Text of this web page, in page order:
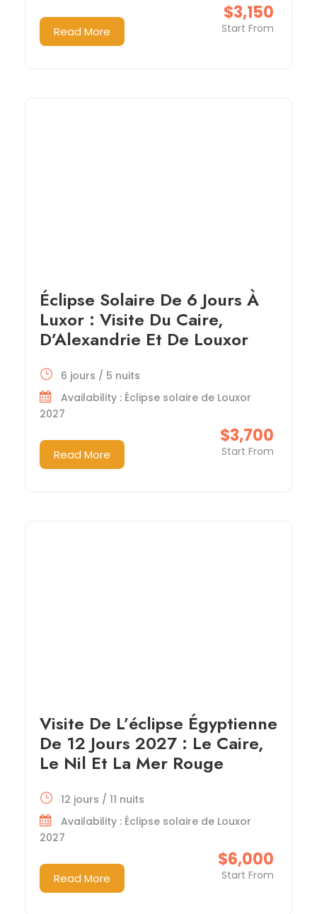
$3,150
Start From
Read More
Éclipse Solaire De 6 Jours À
Luxor : Visite Du Caire,
D’Alexandrie Et De Louxor
$3,700
Start From
6 jours / 5 nuits
Availability : Éclipse solaire de Louxor
2027
Read More
Visite De L’éclipse Égyptienne
De 12 Jours 2027 : Le Caire,
Le Nil Et La Mer Rouge
$6,000
Start From
12 jours / 11 nuits
Availability : Éclipse solaire de Louxor
2027
Read More